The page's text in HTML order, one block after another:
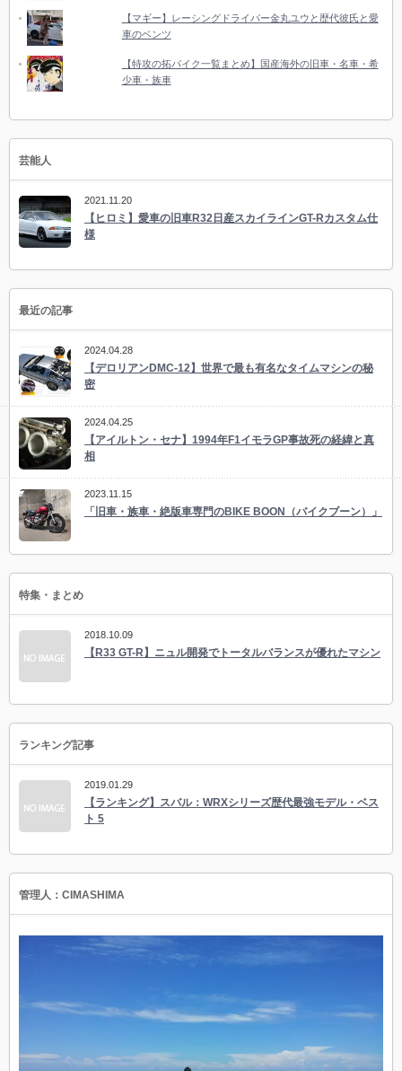
【マギー】レーシングドライバー金丸ユウと歴代彼氏と愛
車のベンツ
【特攻の拓バイク一覧まとめ】国産海外の旧車・名車・希
少車・族車
芸能人
2021.11.20
【ヒロミ】愛車の旧車R32日産スカイラインGT-Rカスタム仕
様
最近の記事
2024.04.28
【デロリアンDMC-12】世界で最も有名なタイムマシンの秘
密
2024.04.25
【アイルトン・セナ】1994年F1イモラGP事故死の経緯と真
相
2023.11.15
「旧車・族車・絶版車専門のBIKE BOON（バイクブーン）」
特集・まとめ
2018.10.09
【R33 GT-R】ニュル開発でトータルバランスが優れたマシン
ランキング記事
2019.01.29
【ランキング】スバル：WRXシリーズ歴代最強モデル・ベス
ト 5
管理人：CIMASHIMA